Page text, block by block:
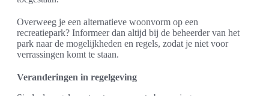
Overweeg je een alternatieve woonvorm op een
recreatiepark? Informeer dan altijd bij de beheerder van het
park naar de mogelijkheden en regels, zodat je niet voor
verrassingen komt te staan.
Veranderingen in regelgeving